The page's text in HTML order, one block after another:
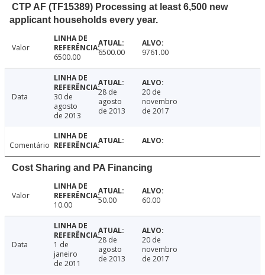
CTP AF (TF15389) Processing at least 6,500 new
applicant households every year.
Valor
6500.00
6500.00 9761.00
Data
30 de
agosto
de 2013
28 de
agosto
de 2013
20 de
novembro
de 2017
Comentário
Cost Sharing and PA Financing
Valor
10.00
50.00 60.00
Data
1 de
janeiro
de 2011
28 de
agosto
de 2013
20 de
novembro
de 2017